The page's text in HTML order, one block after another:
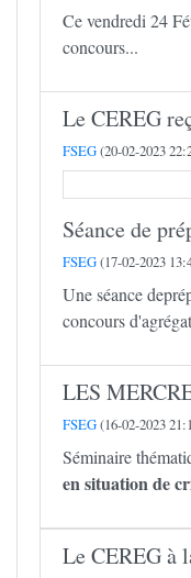
Ce vendredi 24
concours...
Le CEREG
FSEG(20-02-2023
Séance de
FSEG(17-02-2023
Une séance
concours
LES
FSEG(16-02-2023
Séminaire
en situation de
Le CEREG à